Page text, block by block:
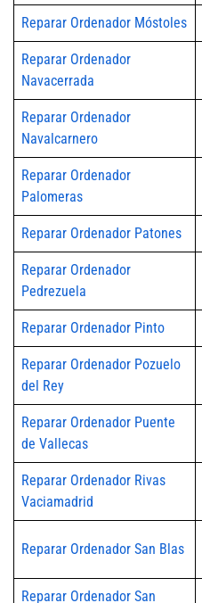
Reparar Ordenador Móstoles
Reparar Ordenador
Navacerrada
Reparar Ordenador
Navalcarnero
Reparar Ordenador
Palomeras
Reparar Ordenador Patones
Reparar Ordenador
Pedrezuela
Reparar Ordenador Pinto
Reparar Ordenador Pozuelo
del Rey
Reparar Ordenador Puente
de Vallecas
Reparar Ordenador Rivas
Vaciamadrid
Reparar Ordenador San Blas
Reparar Ordenador San